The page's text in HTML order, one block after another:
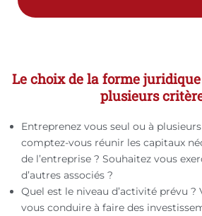
Le choix de la forme
plusieurs
Entreprenez vous seul ou à
comptez-vous réunir les capitaux
de l’entreprise ? Souhaitez vous
d’autres associés ?
Quel est le niveau d’activité prévu
vous conduire à faire des